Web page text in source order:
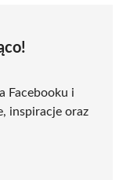
Facebooku i
inspiracje oraz